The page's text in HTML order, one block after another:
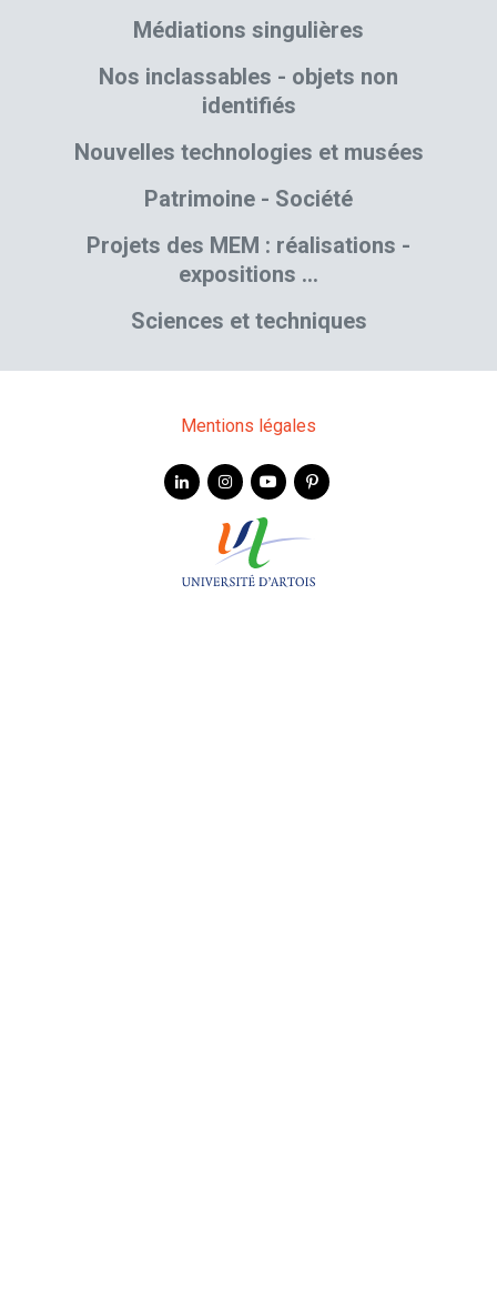
Médiations singulières
Nos inclassables - objets non
identifiés
Nouvelles technologies et musées
Patrimoine - Société
Projets des MEM : réalisations -
expositions …
Sciences et techniques
Mentions légales